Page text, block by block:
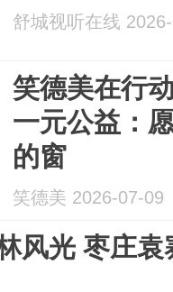
舒城视听在线
笑德美在行
一元公益：
的窗
笑德美 2026-07-09
风光 枣庄